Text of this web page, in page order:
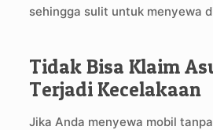
sehingga sulit untuk menyewa
Tidak Bisa Klaim
Terjadi Kecelakaan
Jika Anda menyewa mobil